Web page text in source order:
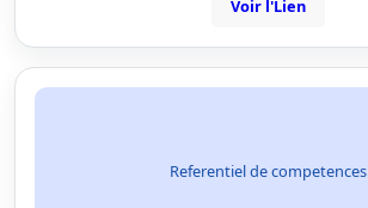
Voir l'Lien
Referentiel de competences